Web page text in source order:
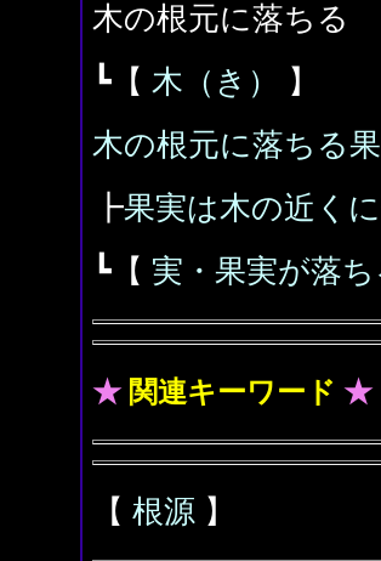
木の根元に落ちる
┗【 木（き）
】
木の根元に落ちる
┣果実は木の近く
┗【 実・果実が落ち
★ 関連キーワード ★
【 根源 】